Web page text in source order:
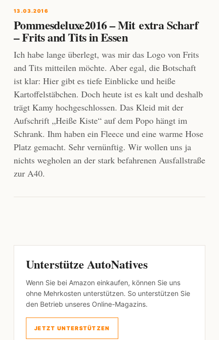
13.03.2016
Pommesdeluxe2016 – Mit extra Scharf
– Frits and Tits in Essen
Ich habe lange überlegt, was mir das Logo von Frits
and Tits mitteilen möchte. Aber egal, die Botschaft
ist klar: Hier gibt es tiefe Einblicke und heiße
Kartoffelstäbchen. Doch heute ist es kalt und deshalb
trägt Kamy hochgeschlossen. Das Kleid mit der
Aufschrift „Heiße Kiste“ auf dem Popo hängt im
Schrank. Ihm haben ein Fleece und eine warme Hose
Platz gemacht. Sehr vernünftig. Wir wollen uns ja
nichts wegholen an der stark befahrenen Ausfallstraße
zur A40.
Unterstütze AutoNatives
Wenn Sie bei Amazon einkaufen, können Sie uns
ohne Mehrkosten unterstützen. So unterstützen Sie
den Betrieb unseres Online-Magazins.
JETZT UNTERSTÜTZEN